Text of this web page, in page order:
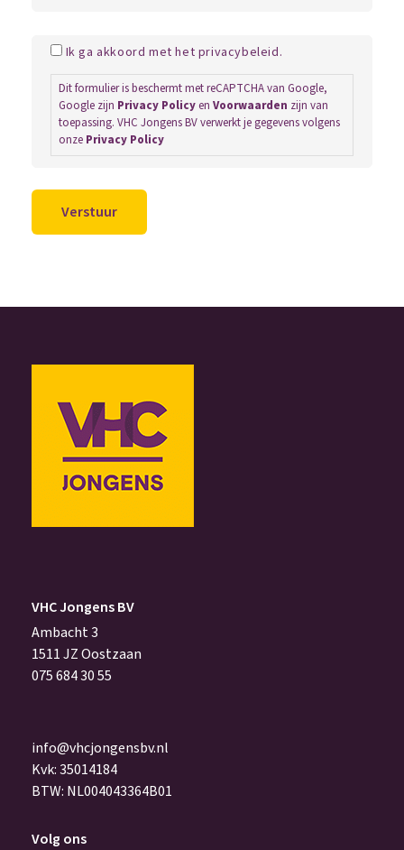
Ik ga akkoord met het privacybeleid.
Dit formulier is beschermt met reCAPTCHA van Google,
Google zijn Privacy Policyen Voorwaarden zijn van
toepassing. VHC Jongens BV verwerkt je gegevens volgens
onze Privacy Policy
VHC Jongens BV
Ambacht 3
1511 JZ Oostzaan
075 684 30 55
info@vhcjongensbv.nl
Kvk: 35014184
BTW: NL004043364B01
Volg ons